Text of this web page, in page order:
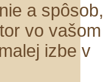
a spôsob,
vo vašom
izbe v